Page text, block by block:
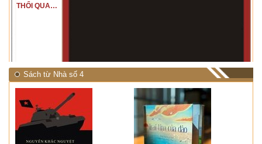
THỔI QUA
Sách từ Nhà số 4